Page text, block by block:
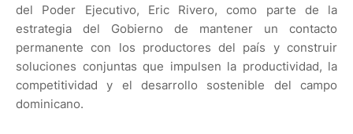
del Poder Ejecutivo, Eric Rivero, como parte de la
estrategia del Gobierno de mantener un contacto
permanente con los productores del país y construir
soluciones conjuntas que impulsen la productividad, la
competitividad y el desarrollo sostenible del campo
dominicano.